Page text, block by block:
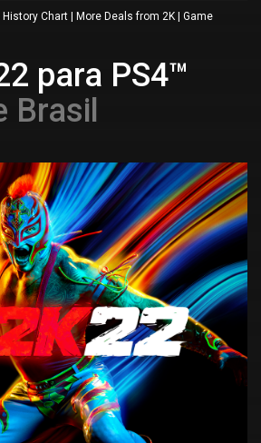
History Chart More Deals from 2K
Game
para PS4™
Brasil